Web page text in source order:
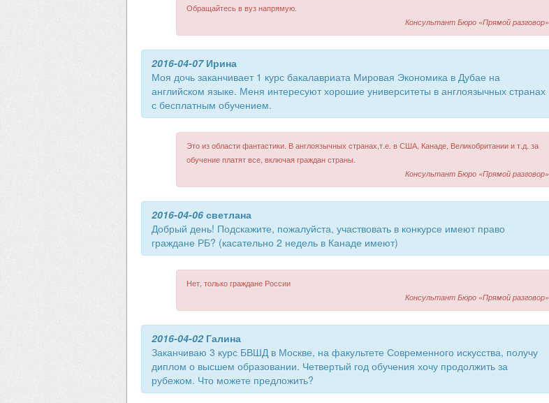
Обращайтесь в вуз напрямую.
Консультант Бюро «Прямой разговор»
2016-04-07Ирина
Моя дочь заканчивает 1 курс бакалавриата Мировая Экономика в Дубае на
английском языке. Меня интересуют хорошие университеты в англоязычных странах
с бесплатным обучением.
Это из области фантастики. В англоязычных странах,т.е. в США, Канаде, Великобритании и т.д. за
обучение платят все, включая граждан страны.
Консультант Бюро «Прямой разговор»
2016-04-06 светлана
Добрый день! Подскажите, пожалуйста, участвовать в конкурсе имеют право
граждане РБ? (касательно 2 недель в Канаде имеют)
Нет, только граждане России
Консультант Бюро «Прямой разговор»
2016-04-02Галина
Заканчиваю 3 курс БВШД в Москве, на факультете Современного искусства, получу
диплом о высшем образовании. Четвертый год обучения хочу продолжить за
рубежом. Что можете предложить?